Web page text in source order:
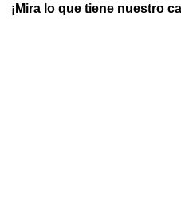
¡Mira lo que tiene nuestro